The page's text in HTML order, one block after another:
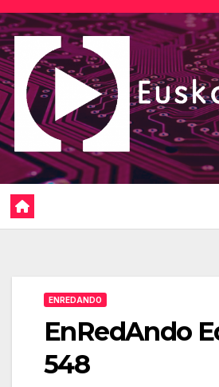
Saltar
al
contenido
ENREDANDO
EnRedAndo
548